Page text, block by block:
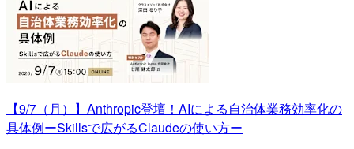
【9/7（月）】Anthropic登壇！AIによる自治体業務効率化の
具体例ーSkillsで広がるClaudeの使い方ー